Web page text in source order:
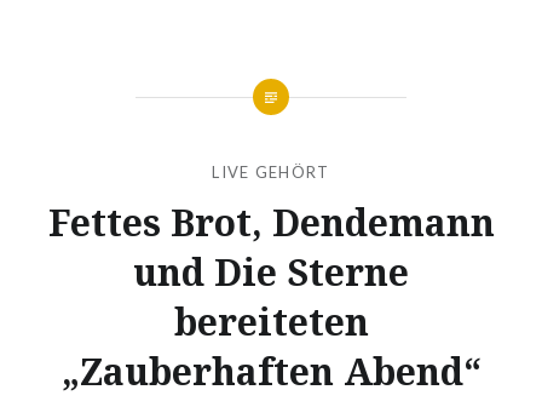
LIVE GEHÖRT
Fettes Brot, Dendemann
und Die Sterne
bereiteten
„Zauberhaften Abend“